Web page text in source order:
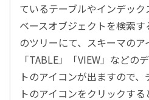
ているテーブルやインデッ
ベースオブジェクトを検索
のツリーにて、スキーマのア
「TABLE」「VIEW」などの
トのアイコンが出ますので
トのアイコンをクリックす